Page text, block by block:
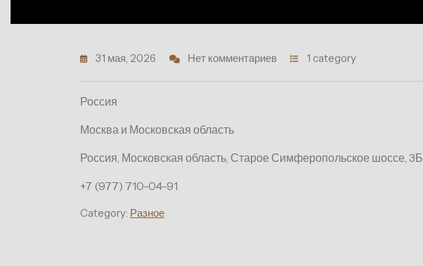
31 мая, 2026 Нет комментариев 1 category
Россия
Москва и Московская область
Россия, Московская область, Старое Симферопольское шоссе, 3Б
+7 (977) 710-04-91
Category: Разное